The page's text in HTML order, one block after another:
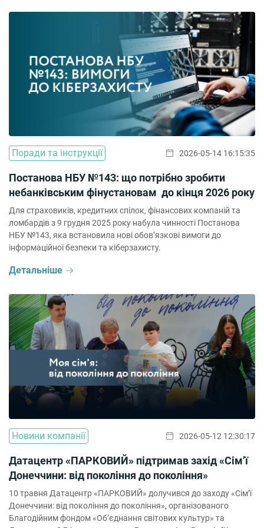
співробітництво у сфері сучасних технологій;🔹консультаційну
підтримку й обмін експертизою […]
Поради та інструкції 2026-05-14 16:15:35
Постанова НБУ №143: що потрібно зробити
небанківським фінустановам до кінця 2026 року
Для страховиків, кредитних спілок, фінансових компаній та
ломбардів з 9 грудня 2025 року набула чинності Постанова
НБУ №143, яка встановила нові обов’язкові вимоги до
інформаційної безпеки та кіберзахисту.
Детальніше
Новини компанії 2026-05-12 12:30:17
Датацентр «ПАРКОВИЙ» підтримав захід «Сім’ї
Донеччини: від покоління до покоління»
10 травня Датацентр «ПАРКОВИЙ» долучився до заходу «Сім’ї
Донеччини: від покоління до покоління», організованого
Благодійним фондом «Об’єднання світових культур» та